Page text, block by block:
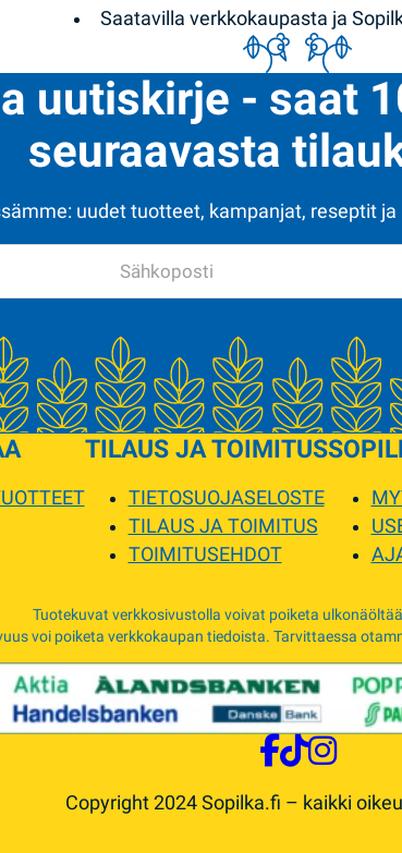
Saatavilla verkkokaupasta ja
uutiskirje - saat
seuraavasta
uudet tuotteet, kampanjat, reseptit
TILAUS JA TOIMITUS
TIETOSUOJASELOSTE
TILAUS JA TOIMITUS
TOIMITUSEHDOT
Tuotekuvat verkkosivustolla voivat poiketa
voi poiketa verkkokaupan tiedoista. Tarvittaessa
Copyright 2024 Sopilka.fi – kaikki